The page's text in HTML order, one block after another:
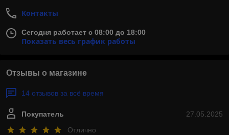
Контакты
Сегодня работает с 08:00 до 18:00
Показать весь график работы
Отзывы о магазине
14 отзывов за всё время
27.05.2025
Покупатель
Отлично